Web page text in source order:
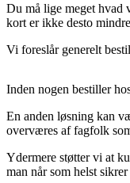
Du må lige meget hvad
kort er ikke desto
Vi foreslår generelt
Inden nogen bestiller
En anden løsning kan
overværes af fagfolk
Ydermere støtter vi at
man når som helst